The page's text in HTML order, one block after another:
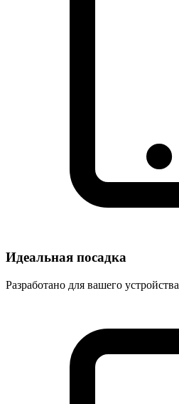
Идеальная посадка
Разработано для вашего устройства